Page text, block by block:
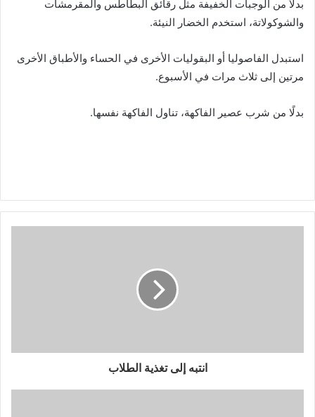
بدلاً من الوجبات الخفيفة مثل رقائق البطاطس والمقرمشات
والشوكولاتة، استخدم الخضار النيئة.
استبدل الفاصوليا أو البقوليات الأخرى في الحساء والأطباق الأخرى
مرتين إلى ثلاث مرات في الأسبوع.
بدلًا من شرب عصير الفاكهة، تناول الفاكهة نفسها.
انتبه إلى تغذية الطلاب